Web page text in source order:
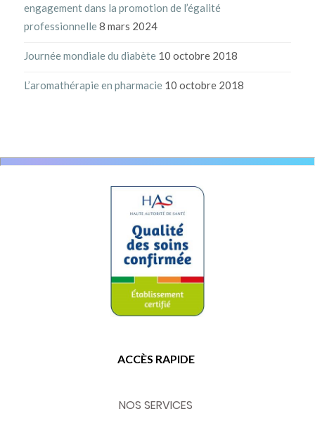
engagement dans la promotion de l’égalité
professionnelle8 mars 2024
Journée mondiale du diabète 10 octobre 2018
L’aromathérapie en pharmacie 10 octobre 2018
ACCÈS RAPIDE
NOS SERVICES